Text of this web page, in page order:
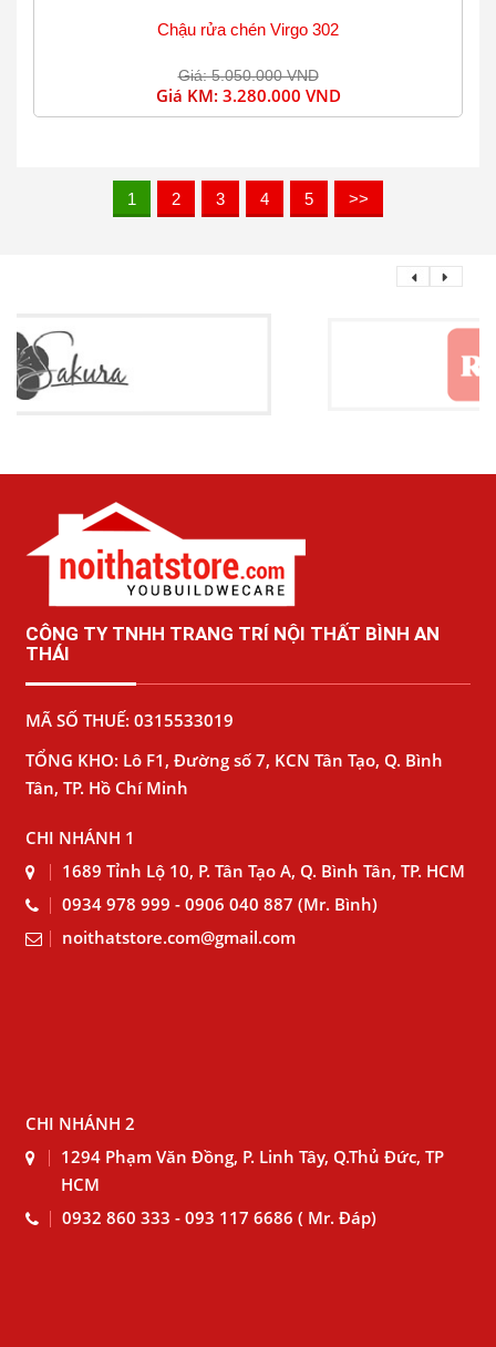
Chậu rửa chén Virgo 302
Giá: 5.050.000 VND
Giá KM: 3.280.000 VND
1 2 3 4 5 >>
CÔNG TY TNHH TRANG TRÍ NỘI THẤT BÌNH AN
THÁI
MÃ SỐ THUẾ: 0315533019
TỔNG KHO: Lô F1, Đường số 7, KCN Tân Tạo, Q. Bình
Tân, TP. Hồ Chí Minh
CHI NHÁNH 1
1689 Tỉnh Lộ 10, P. Tân Tạo A, Q. Bình Tân, TP. HCM
0934 978 999 - 0906 040 887 (Mr. Bình)
noithatstore.com@gmail.com
CHI NHÁNH 2
1294 Phạm Văn Đồng, P. Linh Tây, Q.Thủ Đức, TP
HCM
0932 860 333 - 093 117 6686 ( Mr. Đáp)